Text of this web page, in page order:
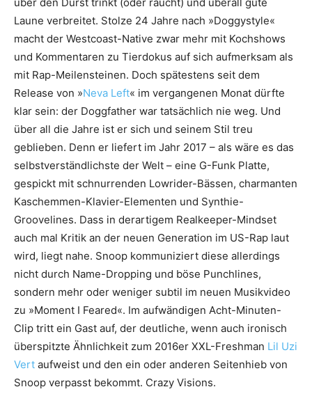
Laune verbreitet. Stolze 24 Jahre nach »Doggystyle«
macht der Westcoast-Native zwar mehr mit Kochshows
und Kommentaren zu Tierdokus auf sich aufmerksam als
mit Rap-Meilensteinen. Doch spätestens seit dem
Release von »Neva Left« im vergangenen Monat dürfte
klar sein: der Doggfather war tatsächlich nie weg. Und
über all die Jahre ist er sich und seinem Stil treu
geblieben. Denn er liefert im Jahr 2017 – als wäre es das
selbstverständlichste der Welt – eine G-Funk Platte,
gespickt mit schnurrenden Lowrider-Bässen, charmanten
Kaschemmen-Klavier-Elementen und Synthie-
Groovelines. Dass in derartigem Realkeeper-Mindset
auch mal Kritik an der neuen Generation im US-Rap laut
wird, liegt nahe. Snoop kommuniziert diese allerdings
nicht durch Name-Dropping und böse Punchlines,
sondern mehr oder weniger subtil im neuen Musikvideo
zu »Moment I Feared«. Im aufwändigen Acht-Minuten-
Clip tritt ein Gast auf, der deutliche, wenn auch ironisch
überspitzte Ähnlichkeit zum 2016er XXL-Freshman Lil Uzi
Vert aufweist und den ein oder anderen Seitenhieb von
Snoop verpasst bekommt. Crazy Visions.